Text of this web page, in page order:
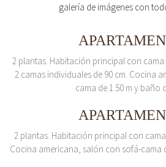
galería de imágenes con
2 plantas. Habitación principal con cama
2 camas individuales de 90 cm. Cocina
cama de 1.50 m y baño
2 plantas. Habitación principal con
Cocina americana, salón con sofá-cama